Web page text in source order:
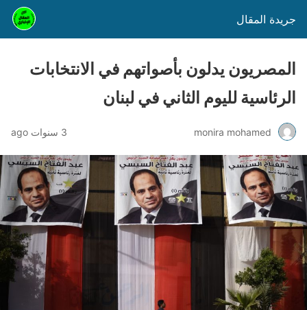
جريدة المقال
المصريون يدلون بأصواتهم في الانتخابات
الرئاسية لليوم الثاني في لبنان
monira mohamed 3 سنوات ago